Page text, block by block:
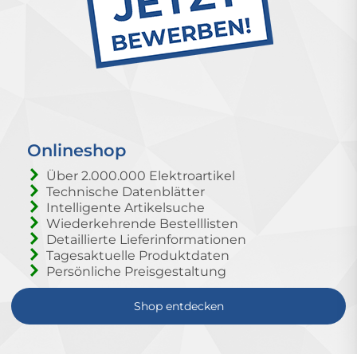
Onlineshop
Über 2.000.000 Elektroartikel
Technische Datenblätter
Intelligente Artikelsuche
Wiederkehrende Bestelllisten
Detaillierte Lieferinformationen
Tagesaktuelle Produktdaten
Persönliche Preisgestaltung
Shop entdecken